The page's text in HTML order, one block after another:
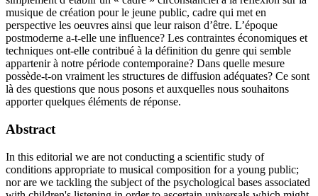
musique de création pour le jeune public, cadre qui met en
perspective les oeuvres ainsi que leur raison d’être. L’époque
postmoderne a-t-elle une influence? Les contraintes économiques et
techniques ont-elle contribué à la définition du genre qui semble
appartenir à notre période contemporaine? Dans quelle mesure
possède-t-on vraiment les structures de diffusion adéquates? Ce sont
là des questions que nous posons et auxquelles nous souhaitons
apporter quelques éléments de réponse.
Abstract
In this editorial we are not conducting a scientific study of
conditions appropriate to musical composition for a young public;
nor are we tackling the subject of the psychological bases associated